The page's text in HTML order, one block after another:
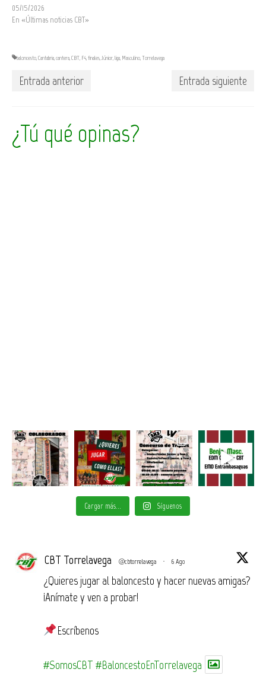
05/15/2026
En «Últimas noticias CBT»
baloncesto,Cantabria,cantera,CBT, F4,finales,Júnior,liga, Masculino,Torrelavega
Entrada anterior Entrada siguiente
¿Tú qué opinas?
Cargar más... Síguenos
CBT Torrelavega @cbtorrelavega · 6 Ago
¿Quieres jugar al baloncesto y hacer nuevas amigas?
¡Anímate y ven a probar!
Escríbenos
#SomosCBT #BaloncestoEnTorrelavega